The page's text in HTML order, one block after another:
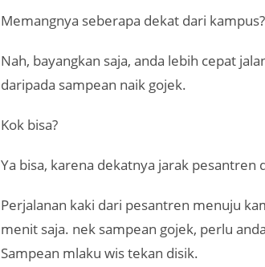
Memangnya seberapa dekat dari kampus?
Nah, bayangkan saja, anda lebih cepat
daripada sampean naik gojek.
Kok bisa?
Ya bisa, karena dekatnya jarak pesantren
Perjalanan kaki dari pesantren menuju
menit saja. nek sampean gojek, perlu
Sampean mlaku wis tekan disik.